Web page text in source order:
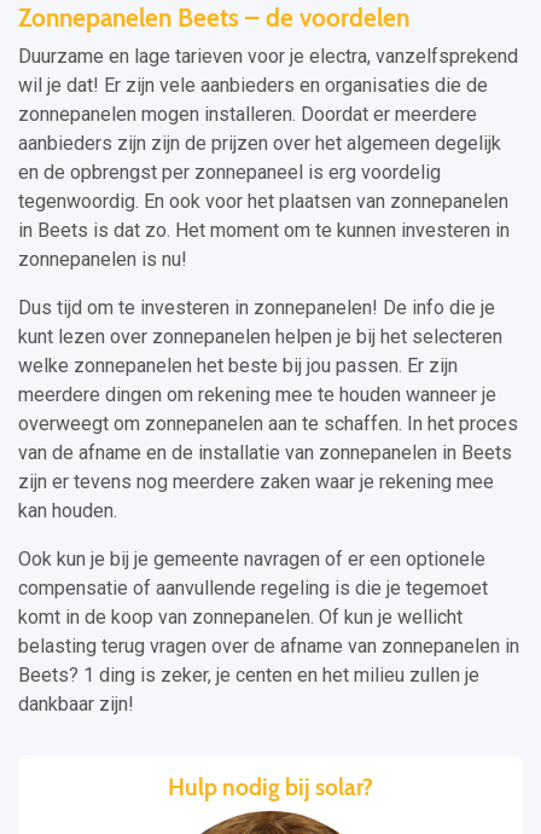
Zonnepanelen Beets – de voordelen
Duurzame en lage tarieven voor je electra, vanzelfsprekend
wil je dat! Er zijn vele aanbieders en organisaties die de
zonnepanelen mogen installeren. Doordat er meerdere
aanbieders zijn zijn de prijzen over het algemeen degelijk
en de opbrengst per zonnepaneel is erg voordelig
tegenwoordig. En ook voor het plaatsen van zonnepanelen
in Beets is dat zo. Het moment om te kunnen investeren in
zonnepanelen is nu!
Dus tijd om te investeren in zonnepanelen! De info die je
kunt lezen over zonnepanelen helpen je bij het selecteren
welke zonnepanelen het beste bij jou passen. Er zijn
meerdere dingen om rekening mee te houden wanneer je
overweegt om zonnepanelen aan te schaffen. In het proces
van de afname en de installatie van zonnepanelen in Beets
zijn er tevens nog meerdere zaken waar je rekening mee
kan houden.
Ook kun je bij je gemeente navragen of er een optionele
compensatie of aanvullende regeling is die je tegemoet
komt in de koop van zonnepanelen. Of kun je wellicht
belasting terug vragen over de afname van zonnepanelen in
Beets? 1 ding is zeker, je centen en het milieu zullen je
dankbaar zijn!
Hulp nodig bij solar?